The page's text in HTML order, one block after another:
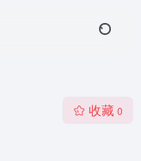
收藏 0